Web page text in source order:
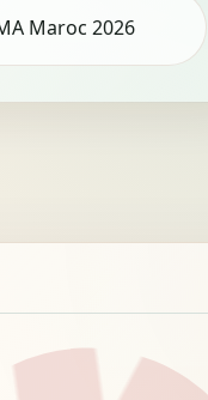
Maroc 2026